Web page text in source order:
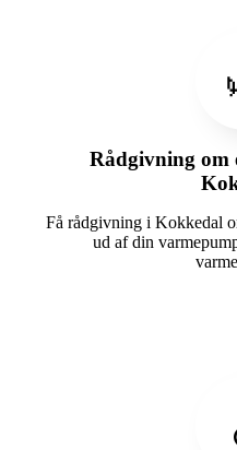
Rådgivning om
Få rådgivning i Kokkedal
ud af din